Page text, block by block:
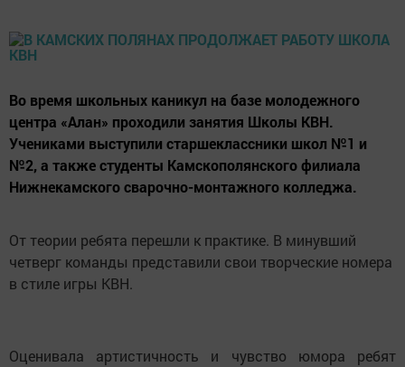
Во время школьных каникул на базе молодежного
центра «Алан» проходили занятия Школы КВН.
Учениками выступили старшеклассники школ №1 и
№2, а также студенты Камскополянского филиала
Нижнекамского сварочно-монтажного колледжа.
От теории ребята перешли к практике. В минувший
четверг команды представили свои творческие номера
в стиле игры КВН.
Оценивала артистичность и чувство юмора ребят